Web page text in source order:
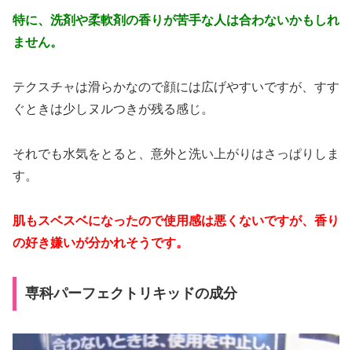
特に、洗剤や柔軟剤の香りが苦手な人は合わないかもしれ
ません。
テクスチャは滑らかなので顔には広げやすいですが、すす
ぐときは少しヌルつきが残る感じ。
それでも水気をとると、意外と洗い上がりはさっぱりしま
す。
肌もスベスベになったので使用感は悪くないですが、香り
の好き嫌いが分かれそうです。
専科パーフェクトリキッドの成分